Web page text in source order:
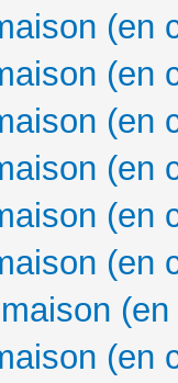
(en
(en
(en
(en
(en
(en
(en